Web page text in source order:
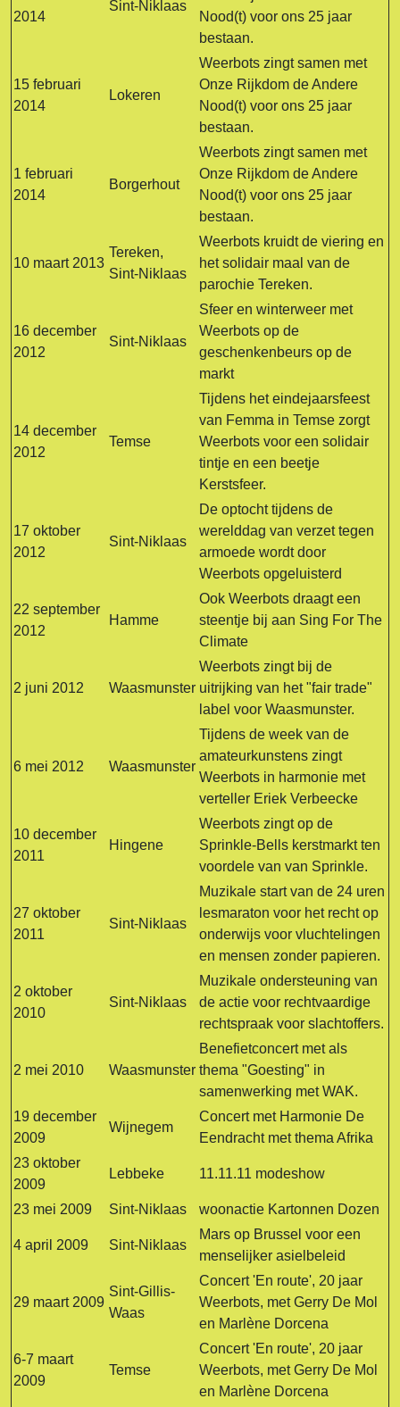
2014
Sint-Niklaas
Nood(t) voor ons 25 jaar
bestaan.
15 februari
2014
Lokeren
Weerbots zingt samen met
Onze Rijkdom de Andere
Nood(t) voor ons 25 jaar
bestaan.
1 februari
2014
Borgerhout
Weerbots zingt samen met
Onze Rijkdom de Andere
Nood(t) voor ons 25 jaar
bestaan.
10 maart 2013
Tereken,
Sint-Niklaas
Weerbots kruidt de viering en
het solidair maal van de
parochie Tereken.
16 december
2012
Sint-Niklaas
Sfeer en winterweer met
Weerbots op de
geschenkenbeurs op de
markt
14 december
2012
Temse
Tijdens het eindejaarsfeest
van Femma in Temse zorgt
Weerbots voor een solidair
tintje en een beetje
Kerstsfeer.
17 oktober
2012
Sint-Niklaas
De optocht tijdens de
werelddag van verzet tegen
armoede wordt door
Weerbots opgeluisterd
22 september
2012
Hamme
Ook Weerbots draagt een
steentje bij aan Sing For The
Climate
2 juni 2012 Waasmunster
Weerbots zingt bij de
uitrijking van het "fair trade"
label voor Waasmunster.
6 mei 2012 Waasmunster
Tijdens de week van de
amateurkunstens zingt
Weerbots in harmonie met
verteller Eriek Verbeecke
10 december
2011
Hingene
Weerbots zingt op de
Sprinkle-Bells kerstmarkt ten
voordele van van Sprinkle.
27 oktober
2011
Sint-Niklaas
Muzikale start van de 24 uren
lesmaraton voor het recht op
onderwijs voor vluchtelingen
en mensen zonder papieren.
2 oktober
2010
Sint-Niklaas
Muzikale ondersteuning van
de actie voor rechtvaardige
rechtspraak voor slachtoffers.
2 mei 2010 Waasmunster
Benefietconcert met als
thema "Goesting" in
samenwerking met WAK.
19 december
2009
Wijnegem
Concert met Harmonie De
Eendracht met thema Afrika
23 oktober
2009
Lebbeke 11.11.11 modeshow
23 mei 2009 Sint-Niklaas woonactie Kartonnen Dozen
4 april 2009 Sint-Niklaas
Mars op Brussel voor een
menselijker asielbeleid
29 maart 2009
Sint-Gillis-
Waas
Concert 'En route', 20 jaar
Weerbots, met Gerry De Mol
en Marlène Dorcena
6-7 maart
2009
Temse
Concert 'En route', 20 jaar
Weerbots, met Gerry De Mol
en Marlène Dorcena